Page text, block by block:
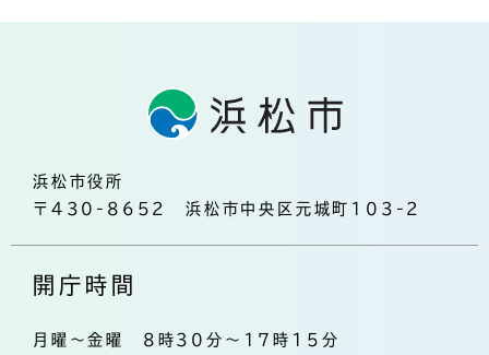
浜松市役所
〒430-8652 浜松市中央区元城町103-2
開庁時間
月曜～金曜 8時30分～17時15分